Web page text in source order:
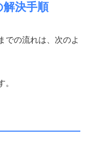
決手順
での流れは、次のよ